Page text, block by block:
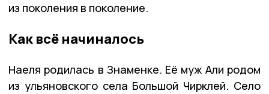
из поколения в поколение.
Как всё начиналось
Наеля родилась в Знаменке. Её муж Али родом
из ульяновского села Большой Чирклей. Село